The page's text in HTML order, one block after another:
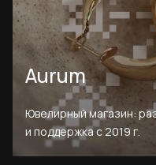
Aurum
Ювелирный магазин:
и поддержка с 2019 г.